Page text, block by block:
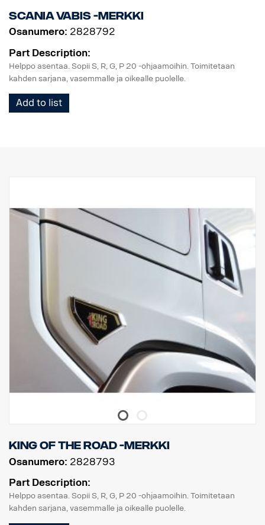
Scania Vabis -merkki
Osanumero: 2828792
Part Description:
Helppo asentaa. Sopii S, R, G, P 20 -ohjaamoihin. Toimitetaan
kahden sarjana, vasemmalle ja oikealle puolelle.
Add to list
King of the Road -merkki
Osanumero: 2828793
Part Description:
Helppo asentaa. Sopii S, R, G, P 20 -ohjaamoihin. Toimitetaan
kahden sarjana, vasemmalle ja oikealle puolelle.